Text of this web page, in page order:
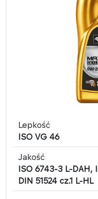
Lepkość
ISO VG 46
Jakość
ISO 6743-3 L-DAH,
DIN 51524 cz.1 L-HL